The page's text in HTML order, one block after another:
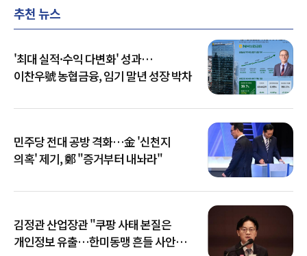
추천 뉴스
'최대 실적·수익 다변화' 성과…
이찬우號 농협금융, 임기 말년 성장 박차
민주당 전대 공방 격화…金 '신천지
의혹' 제기, 鄭 "증거부터 내놔라"
김정관 산업장관 "쿠팡 사태 본질은
개인정보 유출…한미동맹 흔들 사안